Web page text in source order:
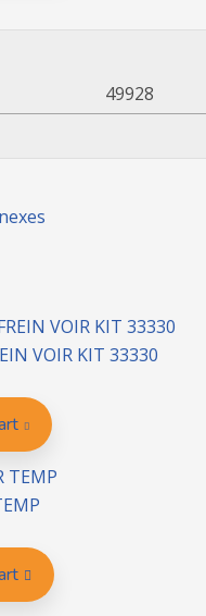
49928
VOIR KIT 33330